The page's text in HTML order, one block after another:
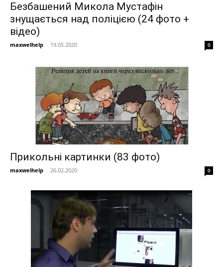
Безбашений Микола Мустафін
знущається над поліцією (24 фото +
відео)
maxwelhelp - 19.05.2020 0
Прикольні картинки (83 фото)
maxwelhelp - 26.02.2020 0